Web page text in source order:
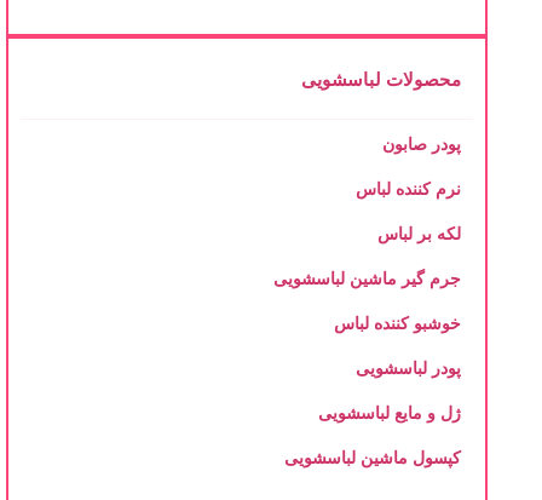
محصولات لباسشویی
پودر صابون
نرم کننده لباس
لکه بر لباس
جرم گیر ماشین لباسشویی
خوشبو کننده لباس
پودر لباسشویی
ژل و مایع لباسشویی
کپسول ماشین لباسشویی